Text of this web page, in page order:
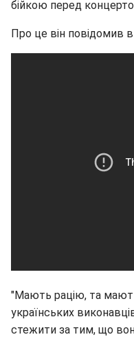
бійкою перед
Про це він повідомив в
"Мають рацію, та мають
українських
стежити за тим, що